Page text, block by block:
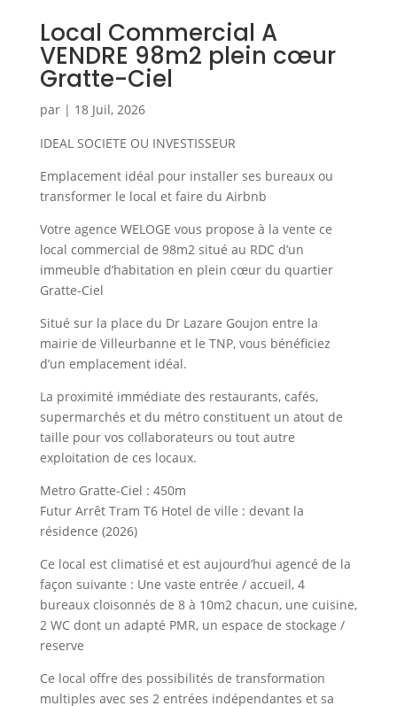
Local Commercial A
VENDRE 98m2 plein cœur
Gratte-Ciel
par | 18 Juil, 2026
IDEAL SOCIETE OU INVESTISSEUR
Emplacement idéal pour installer ses bureaux ou
transformer le local et faire du Airbnb
Votre agence WELOGE vous propose à la vente ce
local commercial de 98m2 situé au RDC d’un
immeuble d’habitation en plein cœur du quartier
Gratte-Ciel
Situé sur la place du Dr Lazare Goujon entre la
mairie de Villeurbanne et le TNP, vous bénéficiez
d’un emplacement idéal.
La proximité immédiate des restaurants, cafés,
supermarchés et du métro constituent un atout de
taille pour vos collaborateurs ou tout autre
exploitation de ces locaux.
Metro Gratte-Ciel : 450m
Futur Arrêt Tram T6 Hotel de ville : devant la
résidence (2026)
Ce local est climatisé et est aujourd’hui agencé de la
façon suivante : Une vaste entrée / accueil, 4
bureaux cloisonnés de 8 à 10m2 chacun, une cuisine,
2 WC dont un adapté PMR, un espace de stockage /
reserve
Ce local offre des possibilités de transformation
multiples avec ses 2 entrées indépendantes et sa